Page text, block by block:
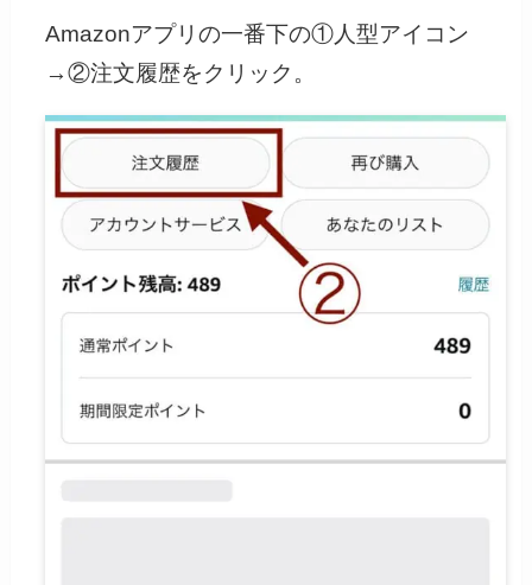
Amazonアプリの一番下の①人型アイコン
→②注文履歴をクリック。